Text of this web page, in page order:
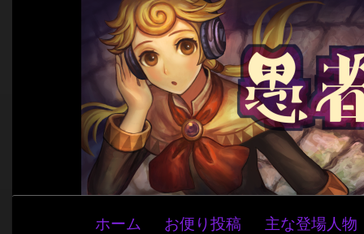
ホーム お便り投稿 主な登場人物